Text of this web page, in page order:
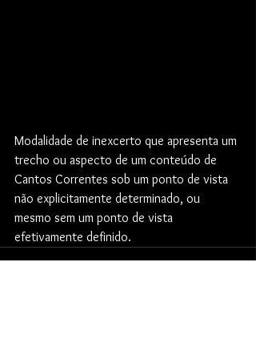
Modalidade de inexcerto que apresenta um
trecho ou aspecto de um conteúdo de
Cantos Correntes sob um ponto de vista
não explicitamente determinado, ou
mesmo sem um ponto de vista
efetivamente definido.